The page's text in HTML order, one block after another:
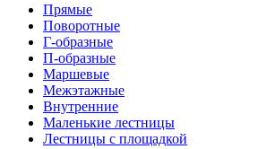
Прямые
Поворотные
Г-образные
П-образные
Маршевые
Межэтажные
Внутренние
Маленькие лестницы
Лестницы с площадкой